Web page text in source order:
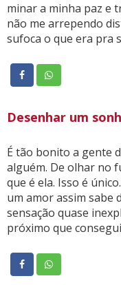
minar a minha paz e
não me arrependo
sufoca o que era pra
Desenhar um
É tão bonito a gente
alguém. De olhar no
que é ela. Isso é
um amor assim sabe
sensação quase
próximo que